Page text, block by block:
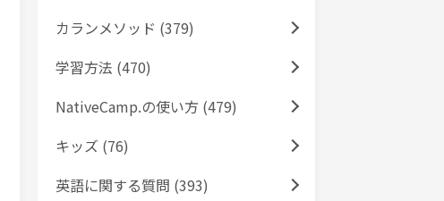
カランメソッド (379)
学習方法 (470)
NativeCamp.の使い方 (479)
キッズ (76)
英語に関する質問 (393)